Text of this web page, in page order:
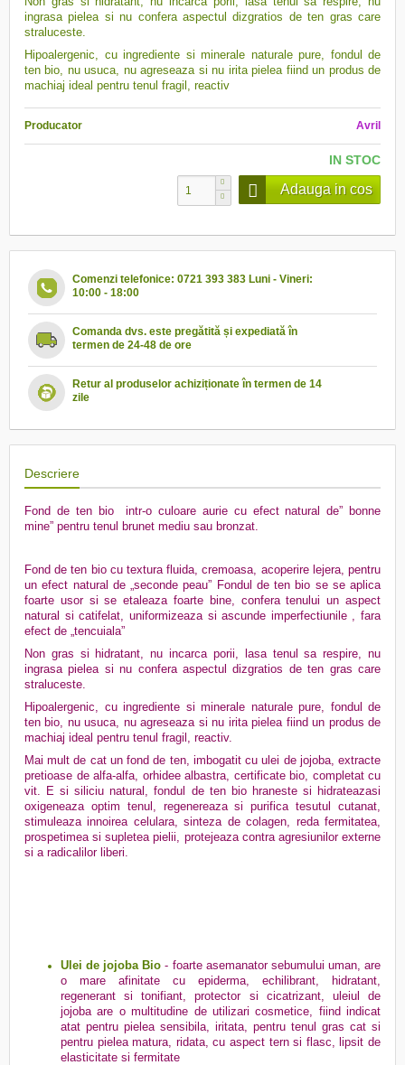
ingrasa pielea si nu confera aspectul dizgratios de ten gras care
straluceste.
Hipoalergenic, cu ingrediente si minerale naturale pure, fondul de
ten bio, nu usuca, nu agreseaza si nu irita pielea fiind un produs de
machiaj ideal pentru tenul fragil, reactiv
Producator Avril
IN STOC
Adauga in cos
Comenzi telefonice: 0721 393 383 Luni - Vineri:
10:00 - 18:00
Comanda dvs. este pregătită și expediată în
termen de 24-48 de ore
Retur al produselor achiziționate în termen de 14
zile
Descriere
Fond de ten bio
intr-o culoare aurie cu efect natural de” bonne
mine” pentru tenul brunet mediu sau bronzat.
Fond de ten bio cu textura fluida, cremoasa, acoperire lejera, pentru
un efect natural de „seconde peau” Fondul de ten bio se se aplica
foarte usor si se etaleaza foarte bine, confera tenului un aspect
natural si catifelat, uniformizeaza si ascunde imperfectiunile , fara
efect de „tencuiala”
Non gras si hidratant, nu incarca porii, lasa tenul sa respire, nu
ingrasa pielea si nu confera aspectul dizgratios de ten gras care
straluceste.
Hipoalergenic, cu ingrediente si minerale naturale pure, fondul de
ten bio, nu usuca, nu agreseaza si nu irita pielea fiind un produs de
machiaj ideal pentru tenul fragil, reactiv.
Mai mult de cat un fond de ten, imbogatit cu ulei de jojoba, extracte
pretioase de alfa-alfa, orhidee albastra, certificate bio, completat cu
vit. E si siliciu natural, fondul de ten bio hraneste si hidrateazasi
oxigeneaza optim tenul, regenereaza si purifica tesutul cutanat,
stimuleaza innoirea celulara, sinteza de colagen, reda fermitatea,
prospetimea si supletea pielii, protejeaza contra agresiunilor externe
si a radicalilor liberi.
Ulei de jojoba Bio - foarte asemanator sebumului uman, are
o mare afinitate cu epiderma, echilibrant, hidratant,
regenerant si tonifiant, protector si cicatrizant, uleiul de
jojoba are o multitudine de utilizari cosmetice, fiind indicat
atat pentru pielea sensibila, iritata, pentru tenul gras cat si
pentru pielea matura, ridata, cu aspect tern si flasc, lipsit de
elasticitate si fermitate